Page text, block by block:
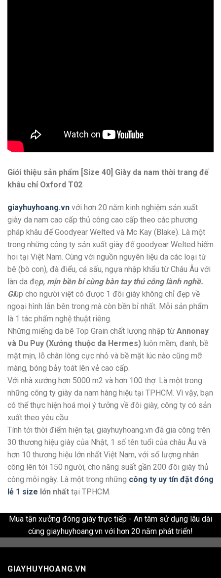
Giới thiệu sản phẩm [Size 40] Giày da nam thời trang đế
khâu chỉ Oxford T02
giayhuyhoang.vn với hơn 20 năm kinh nghiệm sản xuất
giày da nam cao cấp thủ công cao cấp theo các phương
pháp khâu đế Goodyear Welted và Mc Kay (Blake). Là một
trong những công ty sản xuất giày đế goodyear Welted hiếm
hoi tại Việt Nam. Cùng với nguồn nguyên liệu da các loại từ
bê (bò con), đà điểu, cá sấu, ngựa nhập khẩu từ Châu Âu với
làn da đẹp, mịn bền bỉ cùng bàn tay thủ công lành nghề.
Giúp cho người việt có được 1 đôi giày không chỉ đẹp về
ngoại hình lẫn bên trong mà còn bền bỉ nhất. Mỗi sản phẩm
là 1 tác phẩm nghệ thuật riêng.
Những miếng da bê Top Grain chất lượng nhập từ Annonay
và Du Puy (Xưởng thuộc da Hermes) luôn mềm, đanh, bề
mặt mịn, lỗ chân lông cực nhỏ và bề mặt lúc nào cũng mỡ
màng, bóng bảy toát lên vẻ cao cấp.
Với nhà xưởng hơn 5000 m2 và hơn 100 thợ. Là một trong
những công ty giày da nam hàng hiệu tại TPHCM. Vì vậy, bạn
có thể thực hiện hoá mọi ý tưởng về đôi giày, công ty có sản
xuất theo yêu cầu.
Tính tới thời điểm hiện tại, giayhuyhoang.vn đã gia công trên
30 thương hiệu giày của Nhật, 1 số tên tuổi của châu Âu và
hơn 10 thương hiệu lớn nhất Việt Nam, với số lượng nhân
công lên tới 150 người, cho năng suất gần 200 đôi giày thủ
công mỗi ngày. Là một trong những công ty uy tín đặt đóng
lẻ 1 size lớn nhất tại TPHCM.
Mua tận xưởng đóng giày trực tiếp - An tâm sử dụng lâu dài
cùng giayhuyhoang.vn với hơn 20 năm phát triển!
GIAYHUYHOANG.VN